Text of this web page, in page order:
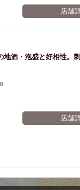
店舗
酒・泡盛と好相性。
店舗